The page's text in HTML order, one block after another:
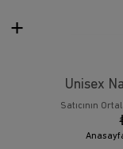
Unisex
Satıcının